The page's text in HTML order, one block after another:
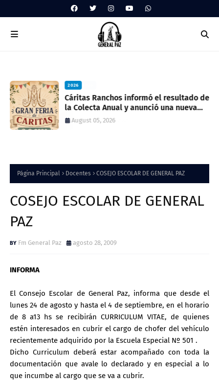
2026
Cáritas Ranchos informó el resultado de
la Colecta Anual y anunció una nueva
feria solidaria
August 05, 2026
Página Principal Docentes COSEJO ESCOLAR DE GENERAL PAZ
COSEJO ESCOLAR DE GENERAL
PAZ
Fm General Paz agosto 28, 2009
INFORMA
El Consejo Escolar de General Paz, informa que desde el
lunes 24 de agosto y hasta el 4 de septiembre, en el horario
de 8 a13 hs se recibirán CURRICULUM VITAE, de quienes
estén interesados en cubrir el cargo de chofer del vehículo
recientemente adquirido por la Escuela Especial Nº 501 .
Dicho Curriculum deberá estar acompañado con toda la
documentación que avale lo declarado y en especial a lo
que incumbe al cargo que se va a cubrir.